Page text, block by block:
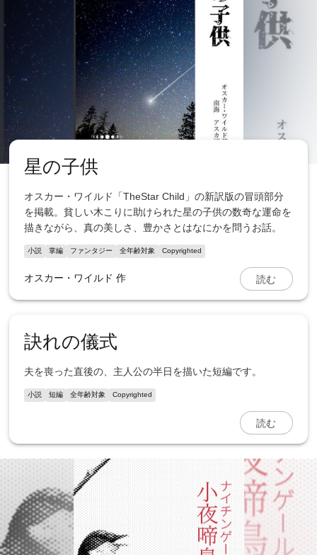
星の子供
オスカー・ワイルド「TheStar Child」の新訳版の冒頭部分
を掲載。貧しい木こりに助けられた星の子供の数奇な運命を
描きながら、真の美しさ、豊かさとはなにかを問うお話。
小説 掌編 ファンタジー 全年齢対象 Copyrighted
オスカー・ワイルド 作 読む
訣れの儀式
夫を喪った直後の、主人公の半日を描いた短編です。
小説 短編 全年齢対象 Copyrighted
読む